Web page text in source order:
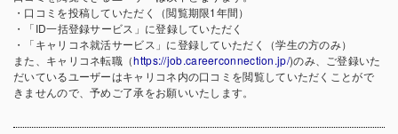
・口コミを投稿していただく（閲覧期限1年間）
・「ID一括登録サービス」に登録していただく
・「キャリコネ就活サービス」に登録していただく（学生の方のみ）
また、キャリコネ転職（https://job.careerconnection.jp/)のみ、ご登録いた
だいているユーザーはキャリコネ内の口コミを閲覧していただくことがで
きませんので、予めご了承をお願いいたします。